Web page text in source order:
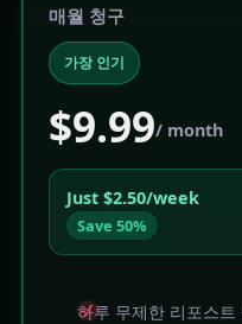
매월 청구
가장 인기
$9.99/ month
Just $2.50/week
Save 50%
하루 무제한 리포스트